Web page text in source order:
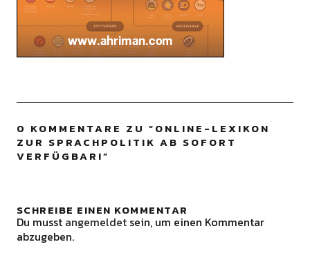
0 KOMMENTARE ZU “ONLINE-LEXIKON
ZUR SPRACHPOLITIK AB SOFORT
VERFÜGBAR!”
SCHREIBE EINEN KOMMENTAR
Du musst angemeldetsein, um einen Kommentar
abzugeben.